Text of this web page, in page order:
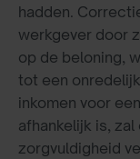
hadden.
werkgever door
op de beloning,
tot een
inkomen voor
afhankelijk is,
zorgvuldigheid